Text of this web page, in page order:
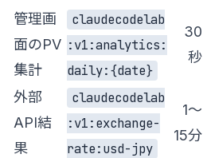
管理画
面のPV
集計
claudecodelab
:v1:analytics:
daily:{date}
30
秒
外部
API結
果
claudecodelab
:v1:exchange-
rate:usd-jpy
1〜
15分